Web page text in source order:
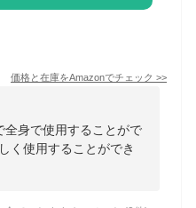
価格と在庫をAmazonでチェック >>
全身で使用することがで
く使用することができ